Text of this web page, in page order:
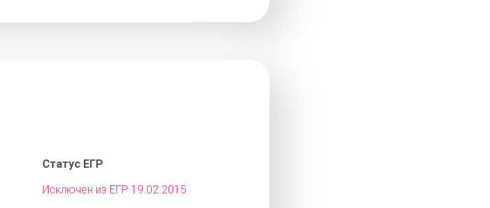
Статус ЕГР
Исключен из ЕГР 19.02.2015